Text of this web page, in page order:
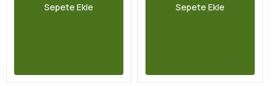
Sepete Ekle Sepete Ekle